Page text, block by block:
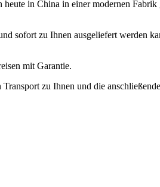
in China in einer modernen
sofort zu Ihnen ausgeliefert werden
mit Garantie.
zu Ihnen und die